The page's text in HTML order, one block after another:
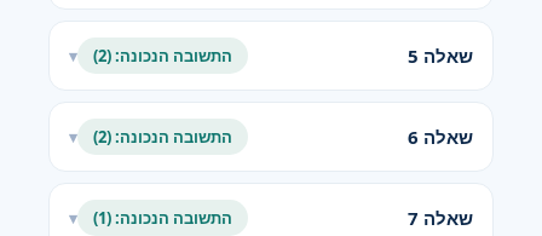
שאלה 5 התשובה הנכונה: (2) ▾
שאלה 6 התשובה הנכונה: (2) ▾
שאלה 7 התשובה הנכונה: (1) ▾